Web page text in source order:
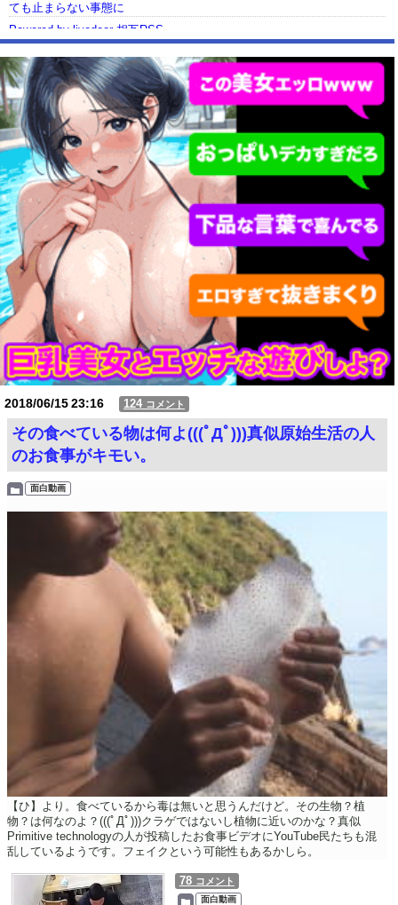
ても止まらない事態に
Powered by livedoor 相互RSS
2018/06/1523:16 124 コメント
その食べている物は何よ(((ﾟДﾟ)))真似原始生活の人
のお食事がキモい。
面白動画
【ひ】より。食べているから毒は無いと思うんだけど。その生物？植
物？は何なのよ？(((ﾟДﾟ)))クラゲではないし植物に近いのかな？真似
Primitive technologyの人が投稿したお食事ビデオにYouTube民たちも混
乱しているようです。フェイクという可能性もあるかしら。
78 コメント
面白動画